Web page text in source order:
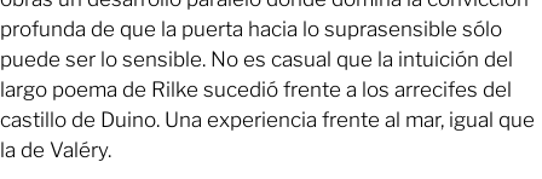
profunda de que la puerta hacia lo suprasensible sólo
puede ser lo sensible. No es casual que la intuición del
largo poema de Rilke sucedió frente a los arrecifes del
castillo de Duino. Una experiencia frente al mar, igual que
la de Valéry.